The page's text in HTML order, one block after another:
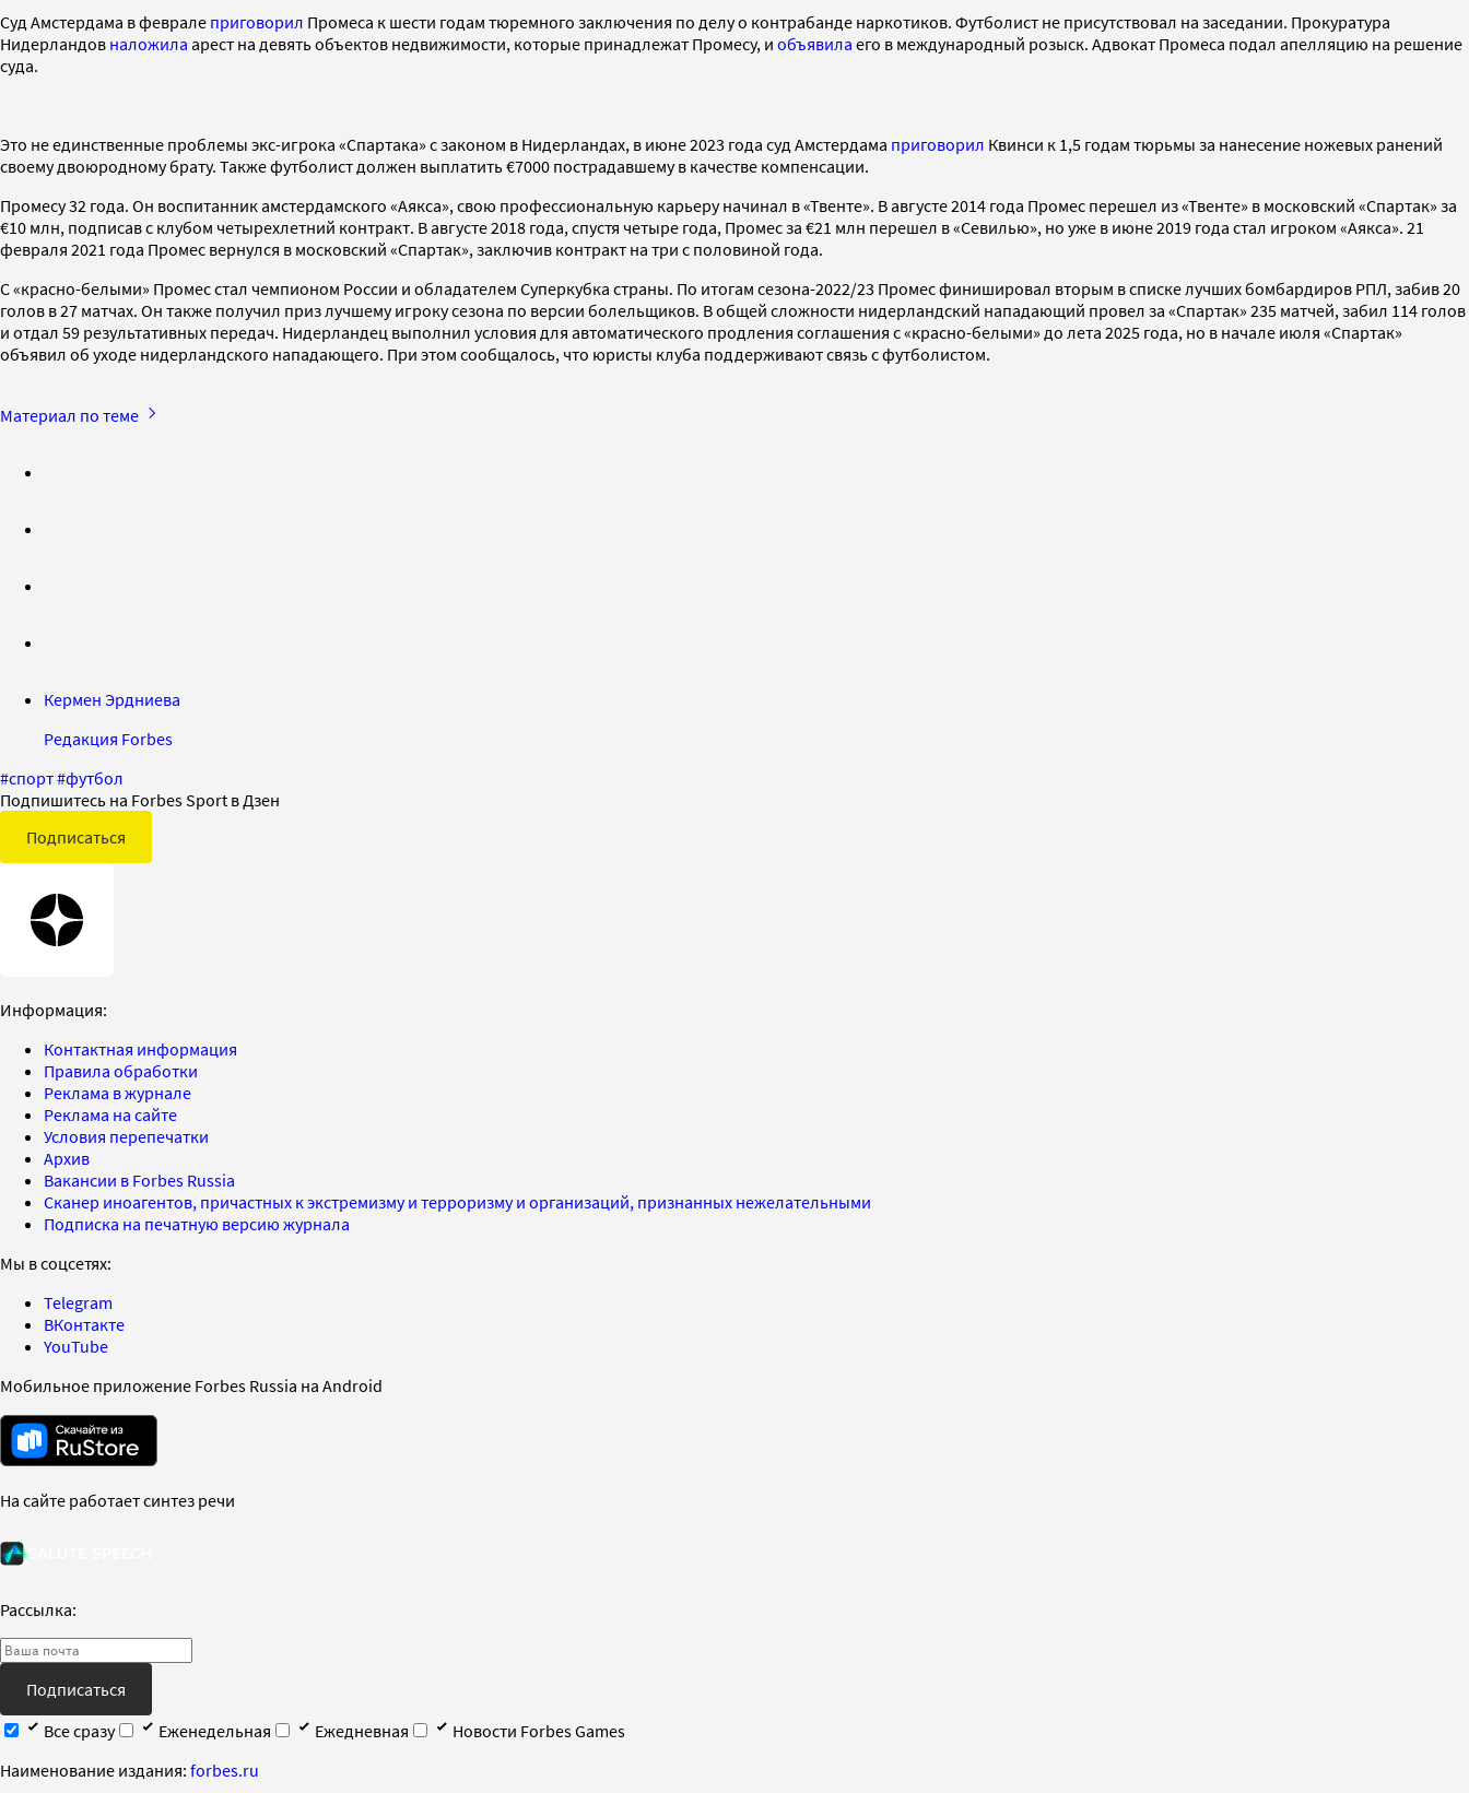
Суд Амстердама в феврале приговорил Промеса к шести годам тюремного заключения по делу о контрабанде наркотиков. Футболист не присутствовал на заседании. Прокуратура
Нидерландов наложила арест на девять объектов недвижимости, которые принадлежат Промесу, и объявила его в международный розыск. Адвокат Промеса подал апелляцию на решение
суда.
Это не единственные проблемы экс-игрока «Спартака» с законом в Нидерландах, в июне 2023 года суд Амстердама приговорил Квинси к 1,5 годам тюрьмы за нанесение ножевых ранений
своему двоюродному брату. Также футболист должен выплатить €7000 пострадавшему в качестве компенсации.
Промесу 32 года. Он воспитанник амстердамского «Аякса», свою профессиональную карьеру начинал в «Твенте». В августе 2014 года Промес перешел из «Твенте» в московский «Спартак» за
€10 млн, подписав с клубом четырехлетний контракт. В августе 2018 года, спустя четыре года, Промес за €21 млн перешел в «Севилью», но уже в июне 2019 года стал игроком «Аякса». 21
февраля 2021 года Промес вернулся в московский «Спартак», заключив контракт на три с половиной года.
С «красно-белыми» Промес стал чемпионом России и обладателем Суперкубка страны. По итогам сезона-2022/23 Промес финишировал вторым в списке лучших бомбардиров РПЛ, забив 20
голов в 27 матчах. Он также получил приз лучшему игроку сезона по версии болельщиков. В общей сложности нидерландский нападающий провел за «Спартак» 235 матчей, забил 114 голов
и отдал 59 результативных передач. Нидерландец выполнил условия для автоматического продления соглашения с «красно-белыми» до лета 2025 года, но в начале июля «Спартак»
объявил об уходе нидерландского нападающего. При этом сообщалось, что юристы клуба поддерживают связь с футболистом.
Материал по теме
Кермен Эрдниева
Редакция Forbes
#спорт#футбол
Подпишитесь на Forbes Sport в Дзен
Подписаться
Информация:
Контактная информация
Правила обработки
Реклама в журнале
Реклама на сайте
Условия перепечатки
Архив
Вакансии в Forbes Russia
Сканер иноагентов, причастных к экстремизму и терроризму и организаций, признанных нежелательными
Подписка на печатную версию журнала
Мы в соцсетях:
Telegram
ВКонтакте
YouTube
Мобильное приложение Forbes Russia на Android
На сайте работает синтез речи
Рассылка:
Подписаться
Все сразу
Еженедельная Ежедневная
Новости Forbes Games
Наименование издания: forbes.ru